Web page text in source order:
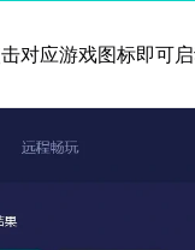
对应游戏图标即可启